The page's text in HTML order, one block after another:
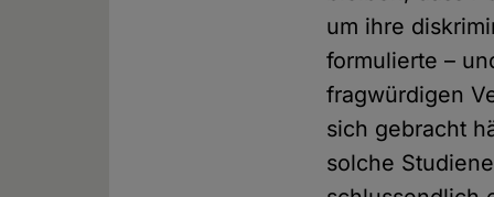
um ihre
formulierte –
fragwürdigen
sich gebracht
solche